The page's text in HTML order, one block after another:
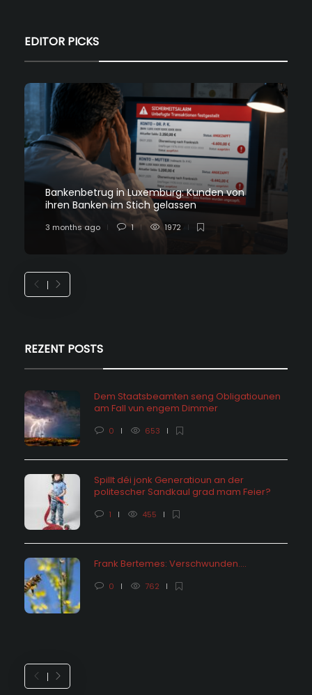
EDITOR PICKS
Bankenbetrug in Luxemburg: Kunden von
ihren Banken im Stich gelassen
3 months ago 1 1972
REZENT POSTS
Dem Staatsbeamten seng Obligatiounen
am Fall vun engem Dimmer
0 653
Spillt déi jonk Generatioun an der
politescher Sandkaul grad mam Feier?
1 455
Frank Bertemes: Verschwunden….
0 762